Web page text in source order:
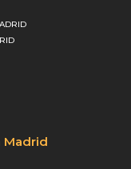
Madrid